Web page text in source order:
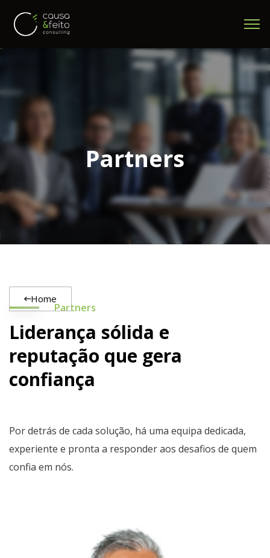
Partners
Partners
Liderança sólida e
reputação que gera
confiança
Por detrás de cada solução, há uma equipa dedicada,
experiente e pronta a responder aos desafios de quem
confia em nós.
Home